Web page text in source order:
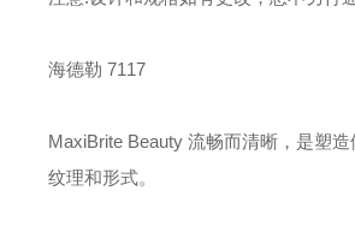
海德勒 7117
MaxiBrite Beauty 流畅而清晰，是塑
纹理和形式。